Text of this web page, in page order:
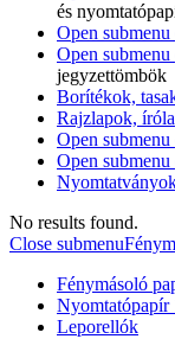
és
Open
Open
jegyzettömbök
Borítékok,
Rajzlapok,
Open
Open
No results found.
Close submenu
Fénymásoló
Nyomtatópapír
Leporellók